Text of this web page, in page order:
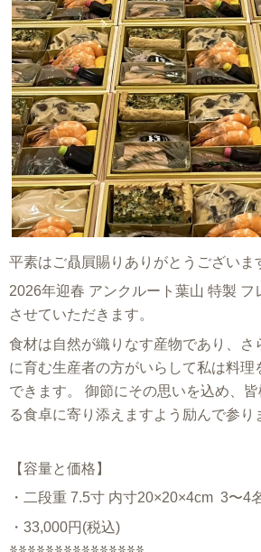
平素はご贔屓賜りありがとうございま
2026年迎春 アンクルート葉山 特製 フ
させていただきます。
食材は自然が織りなす産物であり、さ
に育む生産者の方がいらして私は料理
できます。 御節にその思いを込め、
る食卓に寄り添えますよう励んで参り
【容量と価格】
・二段重 7.5寸 内寸20×20×4cm 3〜4
・33,000円(税込)